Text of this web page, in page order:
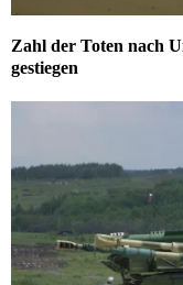
Zahl der Toten nach
gestiegen